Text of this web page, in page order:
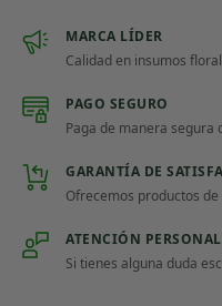
MARCA LÍDER
Calidad en insumos
PAGO SEGURO
Paga de manera segura
GARANTÍA DE
Ofrecemos productos
ATENCIÓN
Si tienes alguna duda